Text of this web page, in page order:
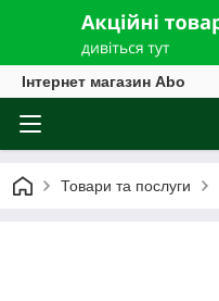
Інтернет магазин Abo
Товари та послуги